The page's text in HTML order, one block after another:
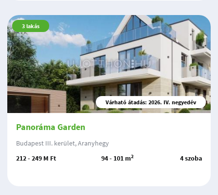
3 lakás
Várható átadás: 2026. IV. negyedév
Panoráma Garden
Budapest III. kerület, Aranyhegy
212 - 249 M Ft
94 - 101 m2 4 szoba